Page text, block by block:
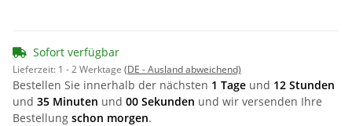
Sofort verfügbar
Lieferzeit: 1 - 2 Werktage (DE - Ausland abweichend)
Bestellen Sie innerhalb der nächsten 1 Tage und 12 Stunden
und 35 Minuten und 00 Sekunden und wir versenden Ihre
Bestellung schon morgen.